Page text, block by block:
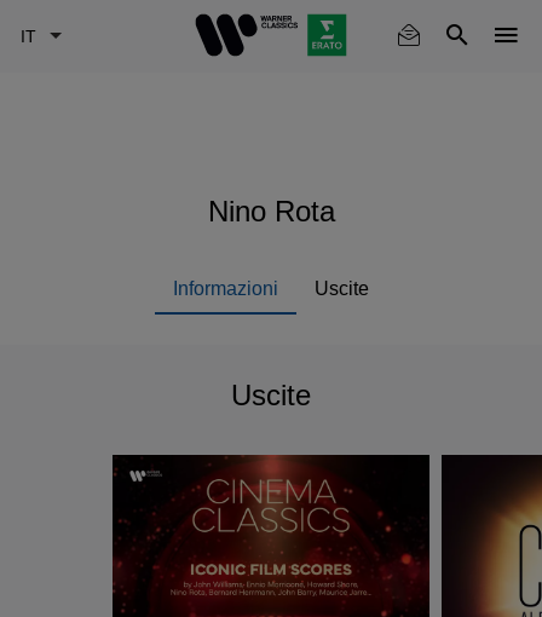
Nino Rota
Informazioni Uscite
Uscite